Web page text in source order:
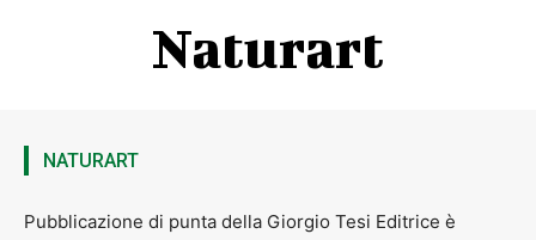
Naturart
NATURART
Pubblicazione di punta della Giorgio Tesi Editrice è